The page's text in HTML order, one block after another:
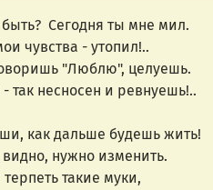
Сегодня ты мне мил.
- утопил!..
"Люблю", целуешь.
несносен и ревнуешь!..
дальше будешь жить!
нужно изменить.
такие муки,